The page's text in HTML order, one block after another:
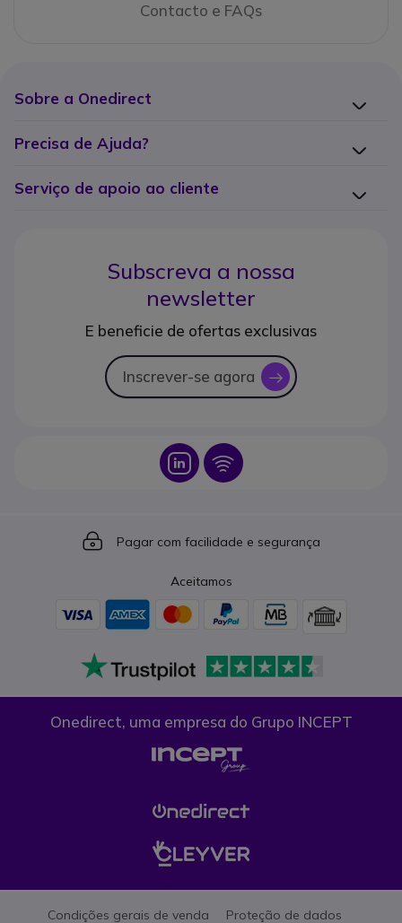
Contacto e FAQs
Sobre a Onedirect
Precisa de Ajuda?
Serviço de apoio ao cliente
Subscreva a nossa
newsletter
E beneficie de ofertas exclusivas
Inscrever-se agora icon
Icon Icon
Icon
Pagar com facilidade e segurança
Aceitamos
Onedirect, uma empresa do Grupo INCEPT
Condições gerais de venda Proteção de dados